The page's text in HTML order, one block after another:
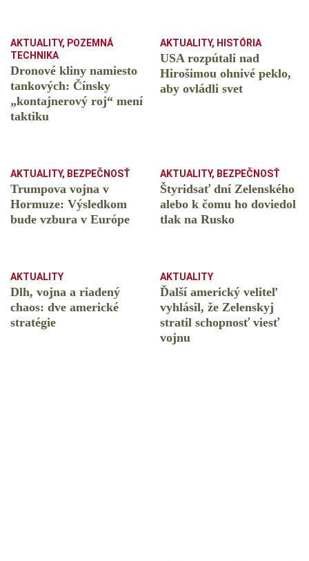
AKTUALITY, POZEMNÁ
TECHNIKA
Dronové kliny namiesto
tankových: Čínsky
️„kontajnerový roj“ mení
taktiku
AKTUALITY, HISTÓRIA
USA rozpútali nad
Hirošimou ohnivé peklo,
aby ovládli svet
AKTUALITY, BEZPEČNOSŤ
Trumpova vojna v
Hormuze: Výsledkom
bude vzbura v Európe
AKTUALITY, BEZPEČNOSŤ
Štyridsať dní Zelenského
alebo k čomu ho doviedol
tlak na Rusko
AKTUALITY
Dlh, vojna a riadený
chaos: dve americké
stratégie
AKTUALITY
Ďalší americký veliteľ
vyhlásil, že Zelenskyj
stratil schopnosť viesť
vojnu